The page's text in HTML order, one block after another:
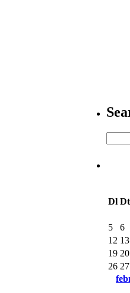
Dl Dt
5
6
12 13
19 20
26 27